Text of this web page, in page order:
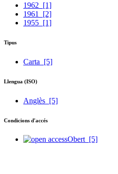
1962 [1]
1961 [2]
1955 [1]
Tipus
Carta [5]
Llengua (ISO)
Anglès [5]
Condicions d'accés
Obert [5]